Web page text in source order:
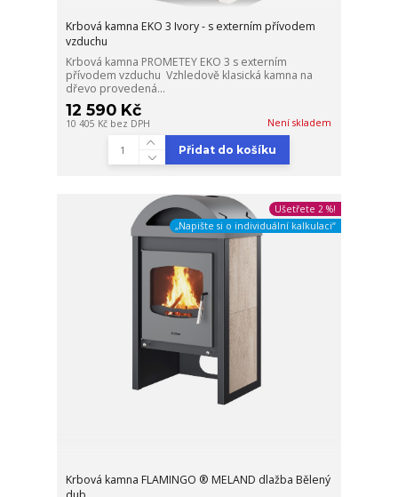
Krbová kamna EKO 3 Ivory - s externím přívodem
vzduchu
Krbová kamna PROMETEY EKO 3 s externím
přívodem vzduchu Vzhledově klasická kamna na
dřevo provedená...
12 590 Kč
10 405 Kč bez DPH Není skladem
Přidat do košíku
Ušetřete 2 %!
„Napište si o individuální kalkulaci“
Krbová kamna FLAMINGO ® MELAND dlažba Bělený